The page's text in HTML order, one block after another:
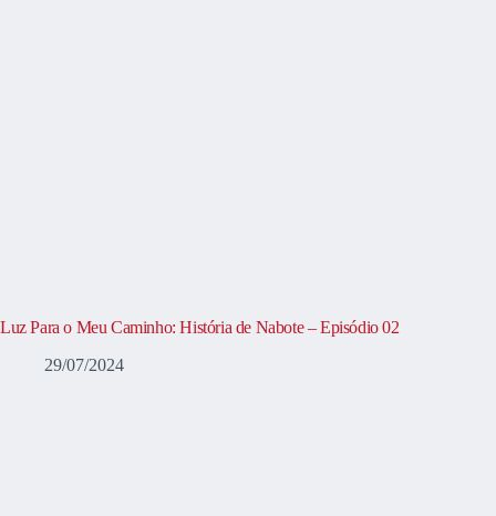
Luz Para o Meu Caminho: História de Nabote – Episódio 02
29/07/2024